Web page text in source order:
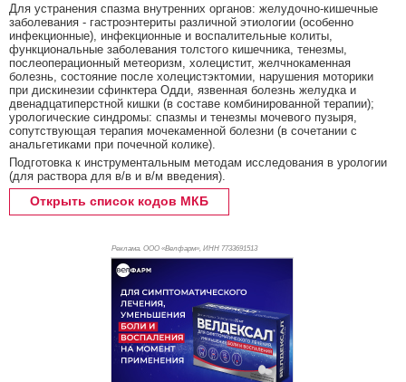
Для устранения спазма внутренних органов: желудочно-кишечные
заболевания - гастроэнтериты различной этиологии (особенно
инфекционные), инфекционные и воспалительные колиты,
функциональные заболевания толстого кишечника, тенезмы,
послеоперационный метеоризм, холецистит, желчнокаменная
болезнь, состояние после холецистэктомии, нарушения моторики
при дискинезии сфинктера Одди, язвенная болезнь желудка и
двенадцатиперстной кишки (в составе комбинированной терапии);
урологические синдромы: спазмы и тенезмы мочевого пузыря,
сопутствующая терапия мочекаменной болезни (в сочетании с
анальгетиками при почечной колике).
Подготовка к инструментальным методам исследования в урологии
(для раствора для в/в и в/м введения).
Открыть список кодов МКБ
Реклама. ООО «Велфарм», ИНН 7733691513